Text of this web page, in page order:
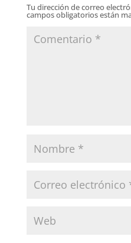
Tu dirección de correo
campos obligatorios están